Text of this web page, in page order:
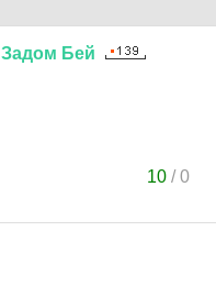
Задом Бей
10 /0